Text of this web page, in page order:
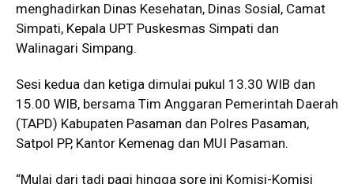
menghadirkan Dinas Kesehatan, Dinas Sosial, Camat
Simpati, Kepala UPT Puskesmas Simpati dan
Walinagari Simpang.
Sesi kedua dan ketiga dimulai pukul 13.30 WIB dan
15.00 WIB, bersama Tim Anggaran Pemerintah Daerah
(TAPD) Kabupaten Pasaman dan Polres Pasaman,
Satpol PP, Kantor Kemenag dan MUI Pasaman.
“Mulai dari tadi pagi hingga sore ini Komisi-Komisi